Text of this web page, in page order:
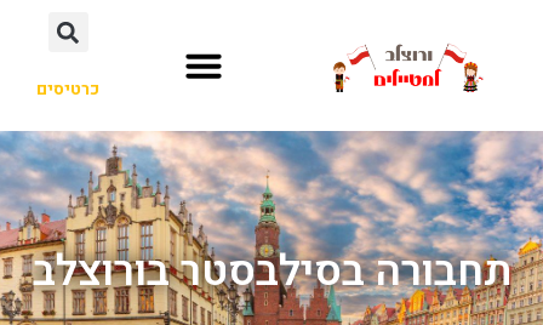
כרטיסים
תחבורה בסילבסטר בורוצלב